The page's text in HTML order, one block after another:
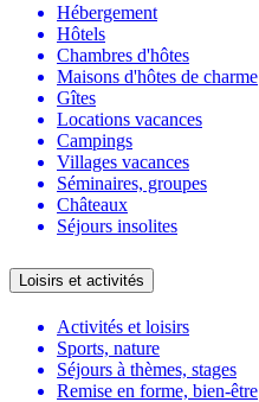
Hébergement
Hôtels
Chambres d'hôtes
Maisons d'hôtes de charme
Gîtes
Locations vacances
Campings
Villages vacances
Séminaires, groupes
Châteaux
Séjours insolites
Loisirs et activités
Activités et loisirs
Sports, nature
Séjours à thèmes, stages
Remise en forme, bien-être